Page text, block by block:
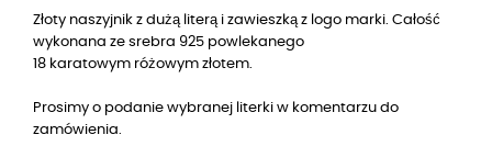
Złoty naszyjnik z dużą literą i zawieszką z logo marki. Całość
wykonana ze srebra 925 powlekanego
18 karatowym różowym złotem.
Prosimy o podanie wybranej literki w komentarzu do
zamówienia.